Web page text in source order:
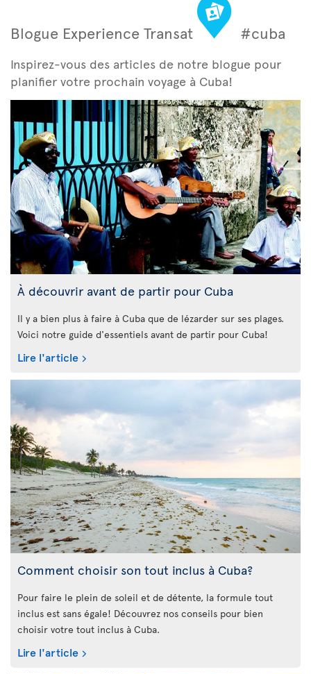
Blogue Experience Transat #cuba
Inspirez-vous des articles de notre blogue pour
planifier votre prochain voyage à Cuba!
À découvrir avant de partir pour Cuba
Il y a bien plus à faire à Cuba que de lézarder sur ses plages.
Voici notre guide d'essentiels avant de partir pour Cuba!
Lire l'article
Comment choisir son tout inclus à Cuba?
Pour faire le plein de soleil et de détente, la formule tout
inclus est sans égale! Découvrez nos conseils pour bien
choisir votre tout inclus à Cuba.
Lire l'article